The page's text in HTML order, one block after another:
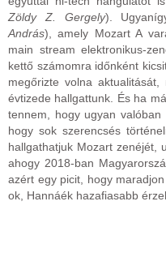
Zöldy Z. Gergely).
András), amely Mozart A
main stream elektronikus-
kettő számomra időnként
megőrizte volna
évtizede hallgattunk. És ha
tennem, hogy ugyan valóban
hogy sok szerencsés
hallgathatjuk Mozart zenéjét,
ahogy 2018-ban
azért egy picit, hogy
ok, Hannáék hazafiasabb